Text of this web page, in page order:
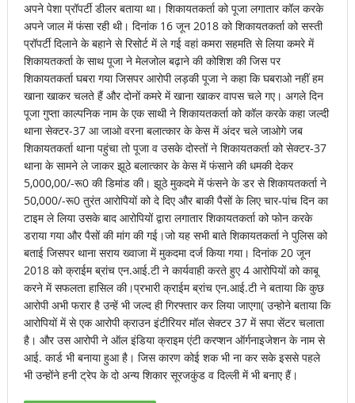
अपने पेशा प्रॉपर्टी डीलर बताया था। शिकायतकर्ता को पूजा लगातार कॉल करके
अपने जाल में फंसा रही थी। दिनांक 16 जून 2018 को शिकायतकर्ता को सस्ती
प्रॉपर्टी दिलाने के बहाने से रिसोर्ट में ले गई वहां कमरा सहमति से लिया कमरे में
शिकायतकर्ता के साथ पूजा ने मेलजोल बढ़ाने की कोशिश की जिस पर
शिकायतकर्ता घबरा गया जिसपर आरोपी लड़की पूजा ने कहा कि घबराओ नहीं हम
खाना खाकर चलते हैं और दोनों कमरे में खाना खाकर वापस चले गए। अगले दिन
पूजा गुप्ता काल्पनिक नाम के एक साथी ने शिकायतकर्ता को कॉल करके कहा जल्दी
थाना सेक्टर-37 आ जाओ वरना बलात्कार के केस में अंदर चले जाओगे जब
शिकायतकर्ता थाना पहुंचा तो पूजा व उसके दोस्तों ने शिकायतकर्ता को सेक्टर-37
थाना के सामने ले जाकर झूठे बलात्कार के केस में फंसाने की धमकी देकर
5,000,00/-रू0 की डिमांड की। झूठे मुकदमे में फंसने के डर से शिकायतकर्ता ने
50,000/-रू0 तुरंत आरोपियों को दे दिए और बाकी पैसों के लिए चार-पांच दिन का
टाइम ले लिया उसके बाद आरोपियों द्वारा लगातार शिकायतकर्ता को फोन करके
डराया गया और पैसों की मांग की गई।जो यह सभी बाते शिकायतकर्ता ने पुलिस को
बताई जिसपर थाना सराय ख्वाजा में मुकदमा दर्ज किया गया। दिनांक 20 जून
2018 को क्राईम ब्रांच एन.आई.टी ने कार्यवाही करते हुए 4 आरोपियों को काबू
करने में सफलता हासिल की।प्रभारी क्राईम ब्रांच एन.आई.टी ने बताया कि कुछ
आरोपी अभी फरार है उन्हें भी जल्द ही गिरफ्तार कर लिया जाएगा( उन्होने बताया कि
आरोपियों में से एक आरोपी क्राउन इंटीरियर मॉल सेक्टर 37 में सपा सेंटर चलाता
है। और उस आरोपी ने ऑल इंडिया क्राइम एंटी करप्शन ऑर्गनाइजेशन के नाम से
आई. कार्ड भी बनाया हुआ है। जिस कारण कोई शक भी ना कर सके इससे पहले
भी उन्होंने हनी ट्रेप के दो अन्य शिकार सूरजकुंड व दिल्ली में भी बनाए हैं।